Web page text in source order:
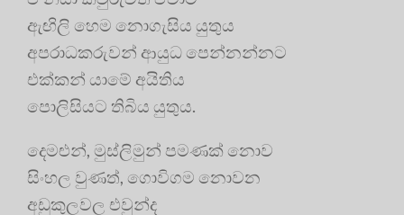
ඇඟිලි හෙම නොගැසිය යුතුය
අපරාධකරුවන් ආයුධ පෙන්නන්නට
එක්කන් යාමේ අයිතිය
පොලිසියට තිබිය යුතුය.
දෙමළුන්, මුස්ලිමුන් පමණක් නොව
සිංහල වුණත්, ගොවිගම නොවන
අඩුකුලවල එවුන්ද